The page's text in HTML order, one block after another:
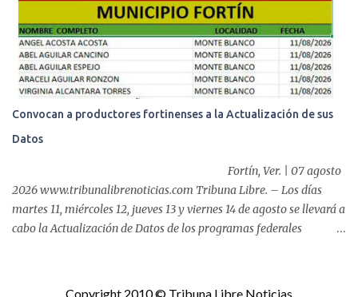
municipal. Se trata de una estrategia que busca contribuir al
desarrollo y la nutrición de niñas, niños y mujeres en esta
importante etapa de vida. Durante la jornada, en la explanada del
Súper Ahorros, el director del organismo asistencial, Lic. Carlos
Adiel Pereda, realizó un recorrido por las sedes de entre...
Convocan a productores fortinenses a la Actualización de sus
Datos
Fortín, Ver. | 07 agosto
2026 www.tribunalibrenoticias.com Tribuna Libre. – Los días
martes 11, miércoles 12, jueves 13 y viernes 14 de agosto se llevará a
cabo la Actualización de Datos de los programas federales
Copyright 2010 © Tribuna Libre Noticias